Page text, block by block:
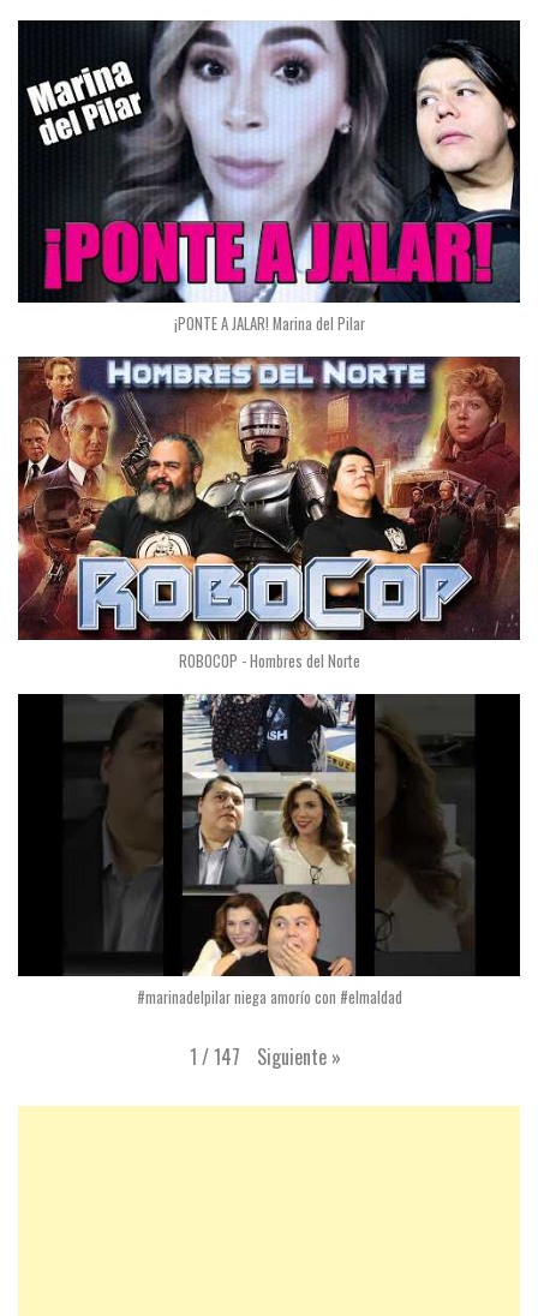
¡PONTE A JALAR! Marina del Pilar
ROBOCOP - Hombres del Norte
#marinadelpilar niega amorío con #elmaldad
1 /147 Siguiente »